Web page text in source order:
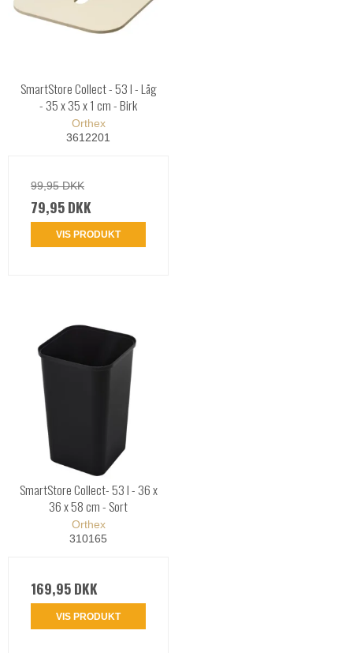
SmartStore Collect - 53 l - Låg
- 35 x 35 x 1 cm - Birk
Orthex
3612201
99,95 DKK
79,95 DKK
VIS PRODUKT
SmartStore Collect- 53 l - 36 x
36 x 58 cm - Sort
Orthex
310165
169,95 DKK
VIS PRODUKT